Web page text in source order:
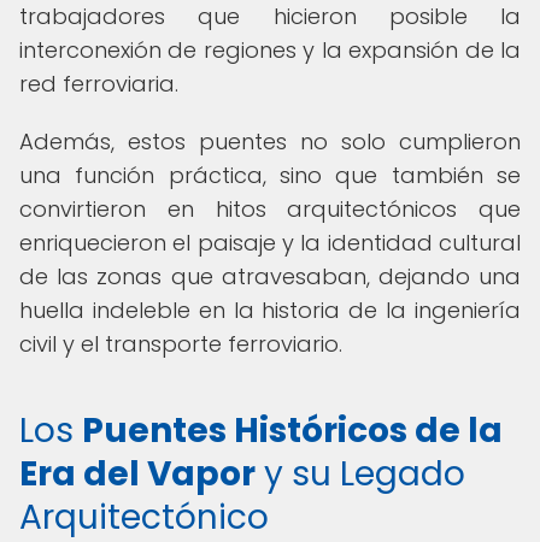
trabajadores que hicieron posible la
interconexión de regiones y la expansión de la
red ferroviaria.
Además, estos puentes no solo cumplieron
una función práctica, sino que también se
convirtieron en hitos arquitectónicos que
enriquecieron el paisaje y la identidad cultural
de las zonas que atravesaban, dejando una
huella indeleble en la historia de la ingeniería
civil y el transporte ferroviario.
Los Puentes Históricos de la
Era del Vapory su Legado
Arquitectónico